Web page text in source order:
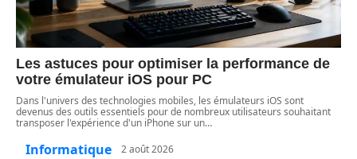
Les astuces pour optimiser la performance de
votre émulateur iOS pour PC
Dans l'univers des technologies mobiles, les émulateurs iOS sont
devenus des outils essentiels pour de nombreux utilisateurs souhaitant
transposer l'expérience d'un iPhone sur un…
Informatique 2 août 2026